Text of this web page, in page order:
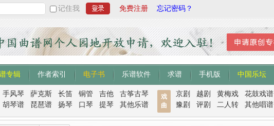
记住我 免费注册 忘记密码？
专辑 作者索引 电子书 乐谱软件 求谱 手机版 中国乐坛
手风琴 萨克斯 长笛 铜管 吉他
古筝古琴
胡琴谱 琵琶谱 扬琴 口琴 提琴 其他乐谱
戏
曲
京剧 越剧 黄梅戏
花鼓戏谱
豫剧
评剧 二人转 其他唱谱